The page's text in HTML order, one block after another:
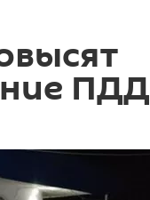
ПДД